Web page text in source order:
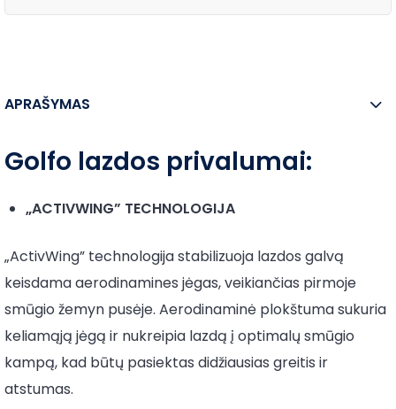
APRAŠYMAS
Golfo lazdos privalumai:
„ACTIVWING” TECHNOLOGIJA
„ActivWing” technologija stabilizuoja lazdos galvą
keisdama aerodinamines jėgas, veikiančias pirmoje
smūgio žemyn pusėje. Aerodinaminė plokštuma sukuria
keliamąją jėgą ir nukreipia lazdą į optimalų smūgio
kampą, kad būtų pasiektas didžiausias greitis ir
atstumas.